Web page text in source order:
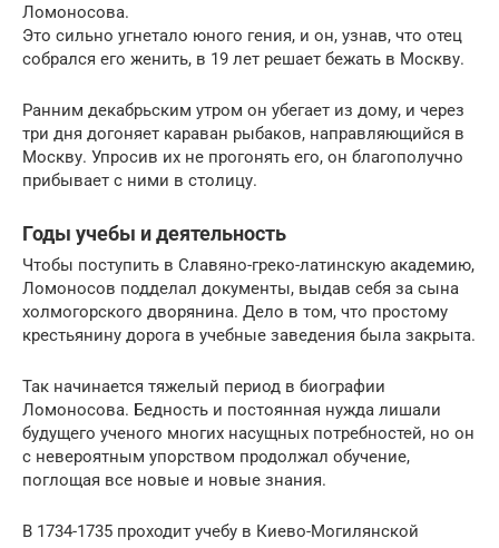
Ломоносова.
Это сильно угнетало юного гения, и он, узнав, что отец
собрался его женить, в 19 лет решает бежать в Москву.
Ранним декабрьским утром он убегает из дому, и через
три дня догоняет караван рыбаков, направляющийся в
Москву. Упросив их не прогонять его, он благополучно
прибывает с ними в столицу.
Годы учебы и деятельность
Чтобы поступить в Славяно-греко-латинскую академию,
Ломоносов подделал документы, выдав себя за сына
холмогорского дворянина. Дело в том, что простому
крестьянину дорога в учебные заведения была закрыта.
Так начинается тяжелый период в биографии
Ломоносова. Бедность и постоянная нужда лишали
будущего ученого многих насущных потребностей, но он
с невероятным упорством продолжал обучение,
поглощая все новые и новые знания.
В 1734-1735 проходит учебу в Киево-Могилянской